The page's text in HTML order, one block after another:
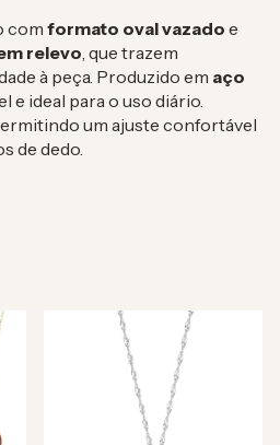
com formato oval vazado e
relevo , que trazem
à peça. Produzido em aço
e ideal para o uso diário.
um ajuste confortável
de dedo.